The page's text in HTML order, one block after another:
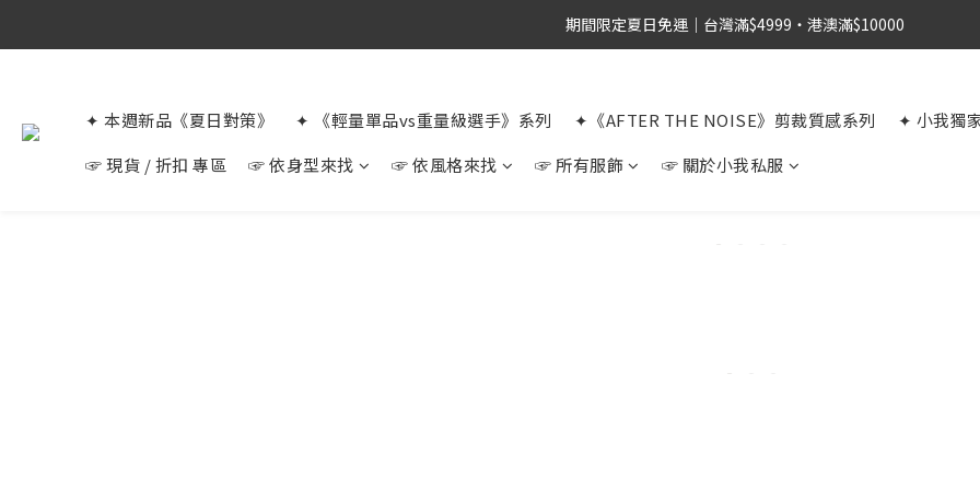
期間限定夏日免運｜台灣滿$4999・港澳滿$10000
✦ 本週新品《夏日對策》 ✦ 《輕量單品vs重量級選手》系列 ✦《AFTER THE NOISE》剪裁質感系列
✦ 小我獨
☞ 現貨 / 折扣 專區
☞ 依身型來找 ☞ 依風格來找 ☞ 所有服飾 ☞ 關於小我私服